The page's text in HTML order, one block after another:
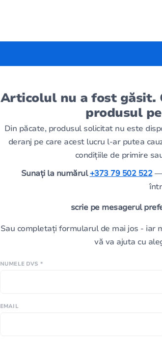
Articolul nu a fost găsit.
produsul
Din păcate, produsul solicitat nu este
deranj pe care acest lucru l-ar putea
condițiile de primire
Sunați la numărul+373 79 502 522—
scrie pe mesagerul
Sau completați formularul de mai jos - iar
vă va ajuta cu
NUMELE DVS *
EMAIL